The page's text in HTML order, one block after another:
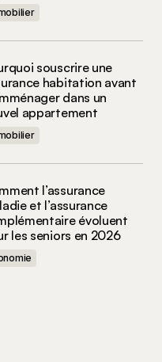
souscrire une
habitation avant
dans un
appartement
l’assurance
et l’assurance
évoluent
les seniors en 2026